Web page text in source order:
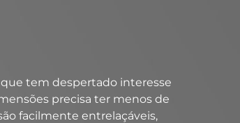
tem despertado interesse
precisa ter menos de
facilmente entrelaçáveis,